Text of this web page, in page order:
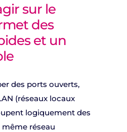
sur le
des
et un
des ports ouverts,
(réseaux locaux
logiquement des
réseau